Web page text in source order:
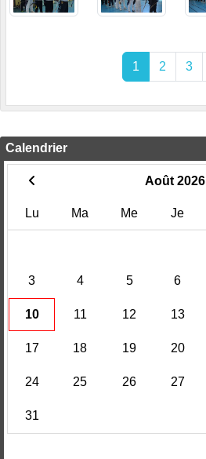
1 2 3
Calendrier
Août 2026
Lu Ma Me Je
3 4 5 6
10 11 12 13
17 18 19 20
24 25 26 27
31